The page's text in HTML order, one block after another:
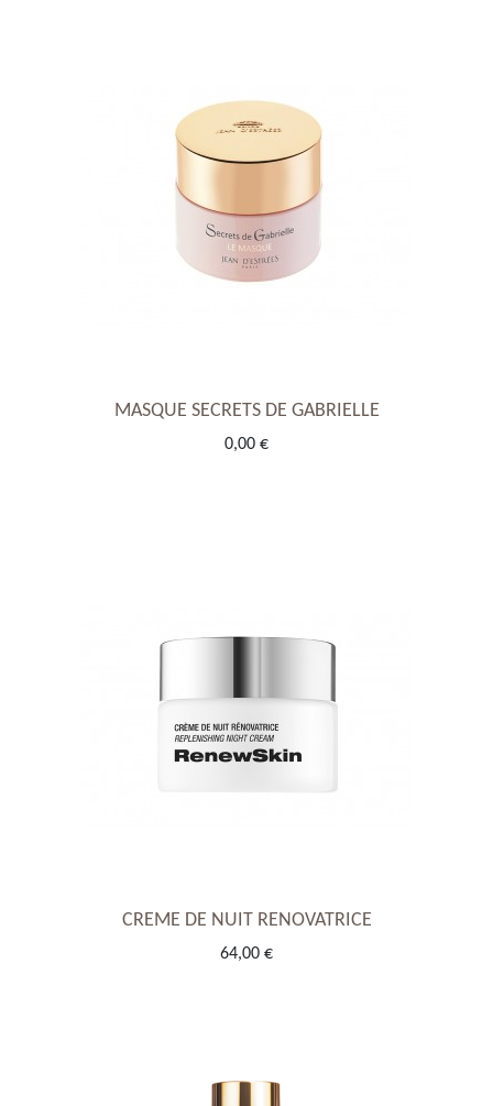
MASQUE SECRETS DE GABRIELLE
0,00 €
CREME DE NUIT RENOVATRICE
64,00 €